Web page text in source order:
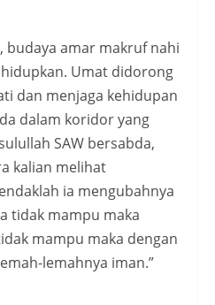
budaya amar makruf nahi
Umat didorong
dan menjaga kehidupan
dalam koridor yang
SAW bersabda,
kalian melihat
ia mengubahnya
tidak mampu maka
mampu maka dengan
lemahnya iman.”